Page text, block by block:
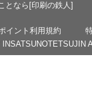
となら[印刷の鉄人]
イント利用規約
INSATSUNOTETSUJIN